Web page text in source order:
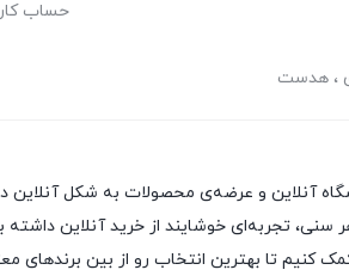
، هدست
حساب
تجربه‌ای خوشایند از خرید آنلاین
تا بهترین انتخاب رو از بین برندهای